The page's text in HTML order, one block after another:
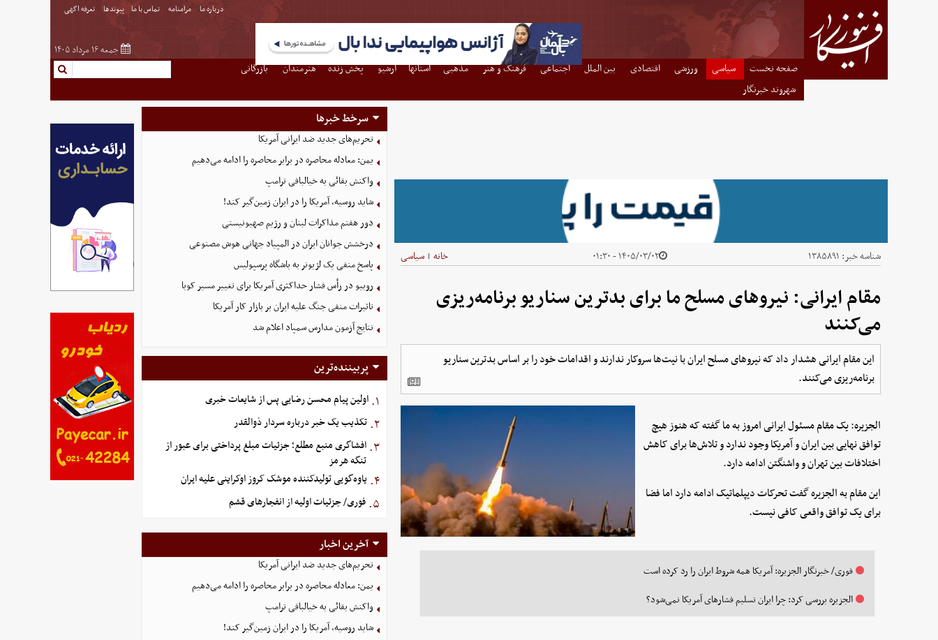
درباره ما مرامنامه تماس با ما پیوندها تعرفه اگهی
جمعه ۱۶ مرداد ۱۴۰۵
صفحه نخست سیاسی ورزشی اقتصادی بین الملل اجتماعی فرهنگ و هنر مذهبی استانها آرشیو پخش زنده هنرمندان
بازرگانی
شهروند خبرنگار
شناسه خبر: ۱۳۸۵۸۹۱ ۱۴۰۵/۰۳/۰۲ - ۰۱:۳۰ خانه | سیاسی
مقام ایرانی: نیروهای مسلح ما برای بدترین سناریو برنامه‌ریزی
می‌کنند
این مقام ایرانی هشدار داد که نیروهای مسلح ایران با نیت‌ها سروکار ندارند و اقدامات خود را بر اساس بدترین سناریو
برنامه‌ریزی می‌کنند.
الجزیره: یک مقام مسئول ایرانی امروز به ما گفته که هنوز هیچ
توافق نهایی بین ایران و آمریکا وجود ندارد و تلاش‌ها برای کاهش
اختلافات بین تهران و واشنگتن ادامه دارد.
این مقام به الجزیره گفت تحرکات دیپلماتیک ادامه دارد اما فضا
برای یک توافق واقعی کافی نیست.
فوری/ خبرنگار الجزیره: آمریکا همه شروط ایران را رد کرده است
الجزیره بررسی کرد: چرا ایران تسلیم فشارهای آمریکا نمی‌شود؟
سرخط خبرها
تحریم‌های جدید ضد ایرانی آمریکا
یمن: معادله محاصره در برابر محاصره را ادامه می‌دهیم
واکنش بقائی به خیالبافی ترامپ
شاید روسیه، آمریکا را در ایران زمین‌گیر کند!
دور هفتم مذاکرات لبنان و رژیم صهیونیستی
درخشش جوانان ایران در المپیاد جهانی هوش مصنوعی
پاسخ منفی یک لژیونر به باشگاه پرسپولیس
روبیو در رأس فشار حداکثری آمریکا برای تغییر مسیر کوبا
تاثیرات منفی جنگ علیه ایران بر بازار کار آمریکا
نتایج آزمون مدارس سمپاد اعلام شد
پربیننده‌ترین
۱. اولین پیام محسن رضایی پس از شایعات خبری
۲. تکذیب یک خبر درباره سردار ذوالقدر
۳. افشاگری منبع مطلع؛ جزئیات مبلغ پرداختی برای عبور از
تنگه هرمز
۴. یاوه‌گویی تولیدکننده موشک کروز اوکراینی علیه ایران
۵. فوری/ جزئیات اولیه از انفجارهای قشم
آخرین اخبار
تحریم‌های جدید ضد ایرانی آمریکا
یمن: معادله محاصره در برابر محاصره را ادامه می‌دهیم
واکنش بقائی به خیالبافی ترامپ
شاید روسیه، آمریکا را در ایران زمین‌گیر کند!